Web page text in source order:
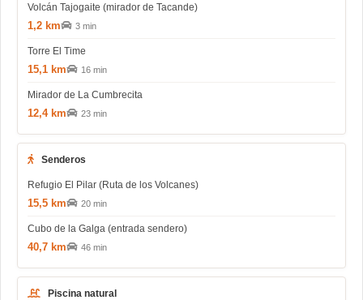
Volcán Tajogaite (mirador de Tacande)
1,2 km 3 min
Torre El Time
15,1 km 16 min
Mirador de La Cumbrecita
12,4 km 23 min
Senderos
Refugio El Pilar (Ruta de los Volcanes)
15,5 km 20 min
Cubo de la Galga (entrada sendero)
40,7 km 46 min
Piscina natural